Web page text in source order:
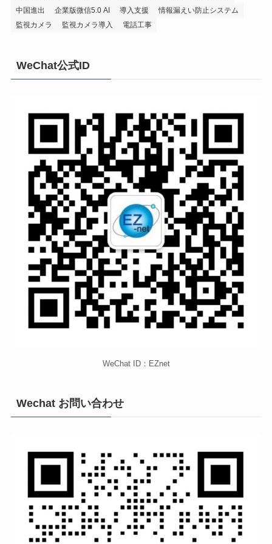
中国進出
企業版微信5.0 AI 導入支援
情報漏えい防止システム
監視カメラ
監視カメラ導入 電話工事
WeChat公式ID
WeChat ID：EZnet
Wechat お問い合わせ